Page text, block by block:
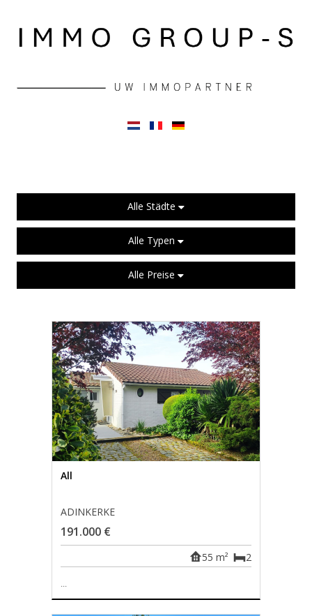
Alle Städte
Alle Typen
Alle Preise
All
ADINKERKE
191.000 €
2
55 m²
...